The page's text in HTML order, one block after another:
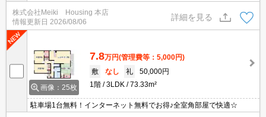
株式会社Meiki Housing 本店
情報更新日 2026/08/06
詳細を見る
画像：25枚
7.8万円(管理費等：5,000円)
敷
なし 礼
50,000円
1階
3LDK 73.33m²
駐車場1台無料！インターネット無料でお得♪全室角部屋で快適☆